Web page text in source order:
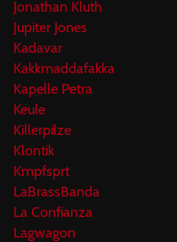
Jonathan Kluth
Jupiter Jones
Kadavar
Kakkmaddafakka
Kapelle Petra
Keule
Killerpilze
Klontik
Kmpfsprt
LaBrassBanda
La Confianza
Lagwagon